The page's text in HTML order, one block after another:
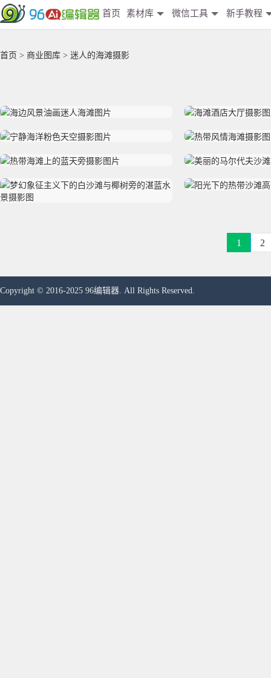
首页 素材库 微信工具 新手教程
首页 > 商业图库 > 迷人的海滩摄影
1 2
Copyright © 2016-2025 96编辑器. All Rights Reserved.